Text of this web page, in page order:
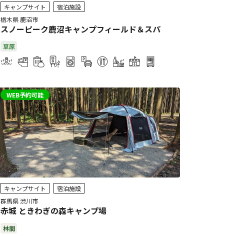
キャンプサイト
宿泊施設
栃木県 鹿沼市
スノーピーク鹿沼キャンプフィールド＆スパ
草原
WEB予約可能
キャンプサイト
宿泊施設
群馬県 渋川市
赤城 ときわぎの森キャンプ場
林間